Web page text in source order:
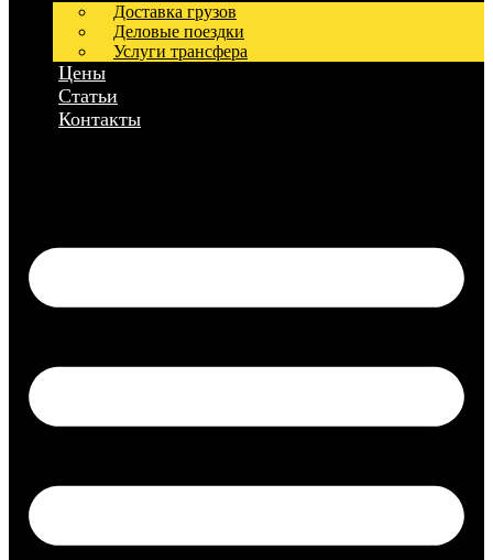
Доставка грузов
Деловые поездки
Услуги трансфера
Цены
Статьи
Контакты